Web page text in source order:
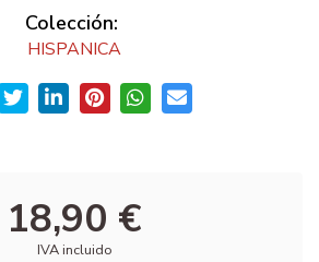
Colección:
HISPANICA
18,90 €
IVA incluido